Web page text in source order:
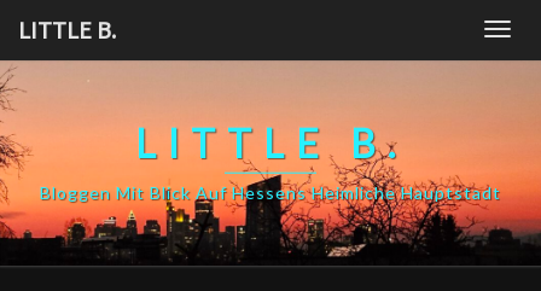
content
LITTLE B.
LITTLE B.
Bloggen Mit Blick Auf Hessens Heimliche Hauptstadt